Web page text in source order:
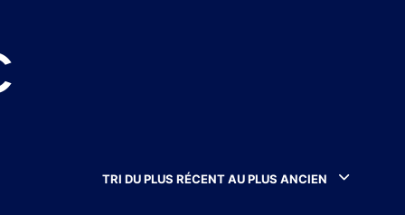
R
TRI DU PLUS RÉCENT AU PLUS ANCIEN